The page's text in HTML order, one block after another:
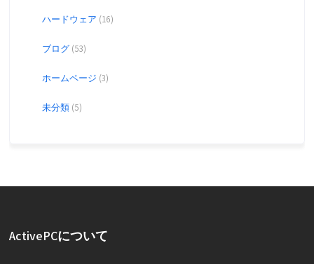
ハードウェア (16)
ブログ(53)
ホームページ (3)
未分類(5)
ActivePCについて